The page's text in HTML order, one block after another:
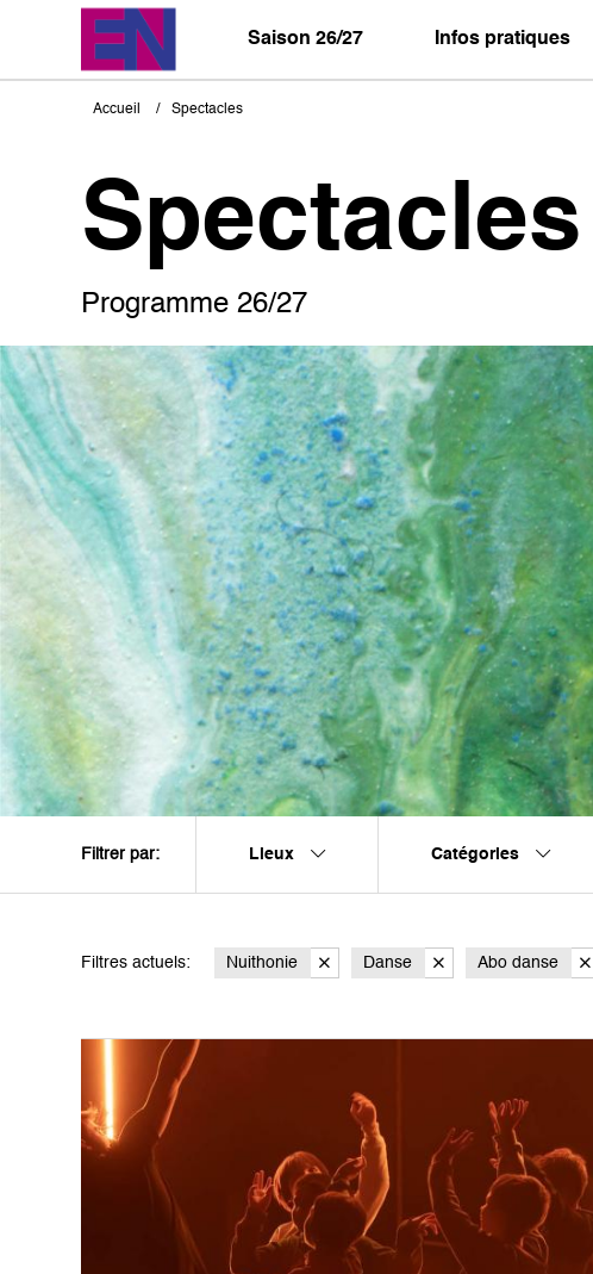
Saison 26/27 Infos pratiques
Fil
Accueil Spectacles
Spectacles
Programme 26/27
Filtrer par: Lieux Catégories
Filtres actuels: Nuithonie Danse Abo danse